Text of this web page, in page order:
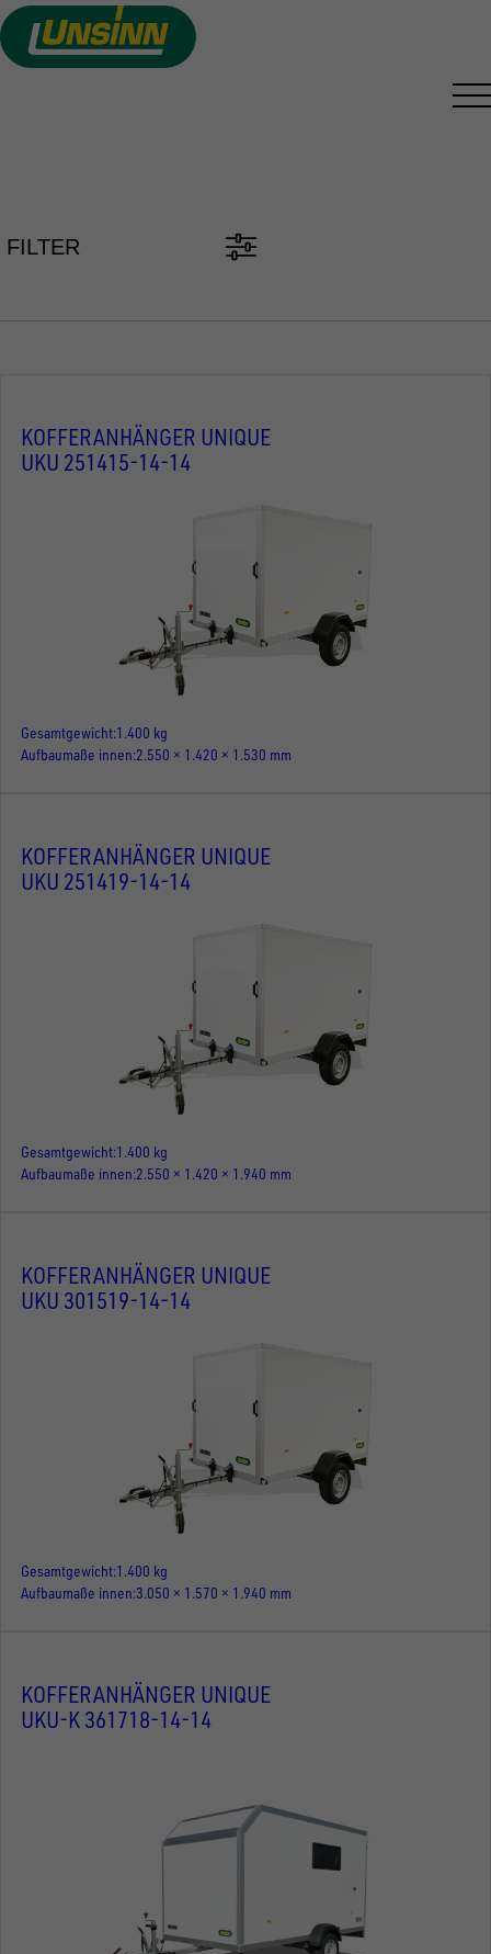
Direkt
zum
Inhalt
FILTER
KOFFERANHÄNGER UNIQUE
UKU 251415-14-14
Gesamtgewicht 1.400 kg
Aufbaumaße innen 2.550 × 1.420 × 1.530 mm
KOFFERANHÄNGER UNIQUE
UKU 251419-14-14
Gesamtgewicht 1.400 kg
Aufbaumaße innen 2.550 × 1.420 × 1.940 mm
KOFFERANHÄNGER UNIQUE
UKU 301519-14-14
Gesamtgewicht 1.400 kg
Aufbaumaße innen 3.050 × 1.570 × 1.940 mm
KOFFERANHÄNGER UNIQUE
UKU-K 361718-14-14